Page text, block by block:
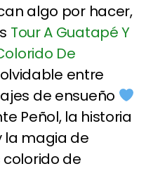
algo por hacer,
Tour A Guatapé Y
De
entre
de ensueño
Peñol, la historia
la magia de
de